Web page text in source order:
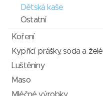
Dětská kaše
Ostatní
Koření
Kypřící prášky, soda a želé
Luštěniny
Maso